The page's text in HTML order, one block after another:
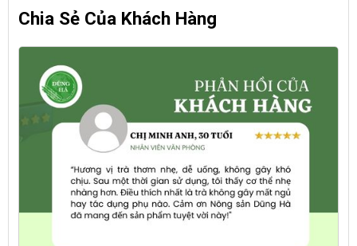
Chia Sẻ Của Khách Hàng